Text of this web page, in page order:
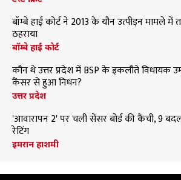
बॉम्बे हाई कोर्ट ने 2013 के यौन उत्पीड़न मामले
ठहराया
बॉम्बे हाई कोर्ट
कौन थे उत्तर प्रदेश में BSP के इकलौते विधायक
कैंसर से हुआ निधन?
उत्तर प्रदेश
'आवारापन 2' पर चली सेंसर बोर्ड की कैंची, 9
रेटिंग
इमरान हाशमी